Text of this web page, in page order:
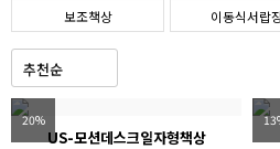
보조책상 이동식서랍
20%
US-모션데스크일자형책상